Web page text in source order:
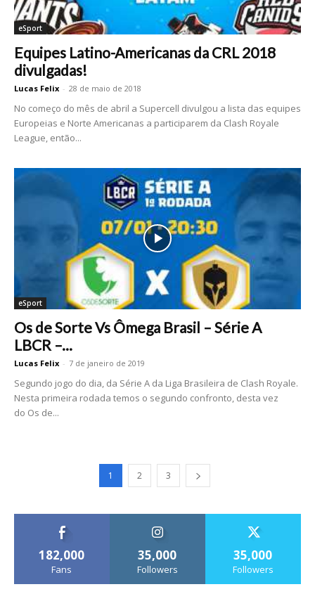
eSport
Equipes Latino-Americanas da CRL 2018
divulgadas!
Lucas Felix - 28 de maio de 2018
No começo do mês de abril a Supercell divulgou a lista das equipes
Europeias e Norte Americanas a participarem da Clash Royale
League, então...
eSport
Os de Sorte Vs Ômega Brasil – Série A
LBCR –...
Lucas Felix - 7 de janeiro de 2019
Segundo jogo do dia, da Série A da Liga Brasileira de Clash Royale.
Nesta primeira rodada temos o segundo confronto, desta vez
do Os de...
1 2 3
182,000
Fans
35,000
Followers
35,000
Followers